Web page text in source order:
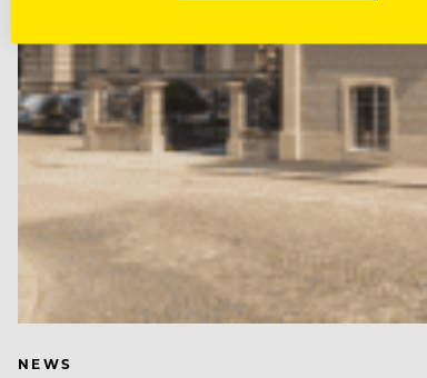
NEWS